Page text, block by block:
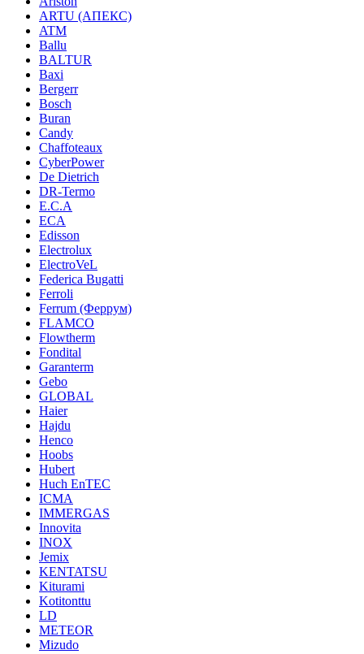
ARTU (АПЕКС)
ATM
Ballu
BALTUR
Baxi
Bergerr
Bosch
Buran
Candy
Chaffoteaux
CyberPower
De Dietrich
DR-Termo
E.C.A
ECA
Edisson
Electrolux
ElectroVeL
Federica Bugatti
Ferroli
Ferrum (Феррум)
FLAMCO
Flowtherm
Fondital
Garanterm
Gebo
GLOBAL
Haier
Hajdu
Henco
Hoobs
Hubert
Huch EnTEC
ICMA
IMMERGAS
Innovita
INOX
Jemix
KENTATSU
Kiturami
Kotitonttu
LD
METEOR
Mizudo